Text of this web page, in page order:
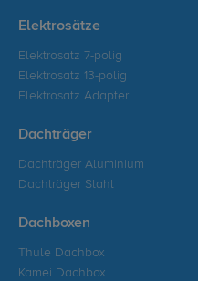
Elektrosätze
Elektrosatz 7-polig
Elektrosatz 13-polig
Elektrosatz Adapter
Dachträger
Dachträger Aluminium
Dachträger Stahl
Dachboxen
Thule Dachbox
Kamei Dachbox